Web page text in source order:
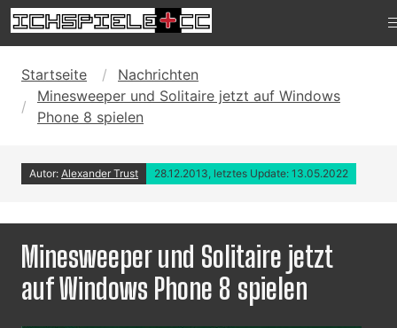
Startseite
Nachrichten
Minesweeper und Solitaire jetzt auf Windows
Phone 8 spielen
Autor: Alexander Trust 28.12.2013, letztes Update: 13.05.2022
Minesweeper und Solitaire jetzt
auf Windows Phone 8 spielen